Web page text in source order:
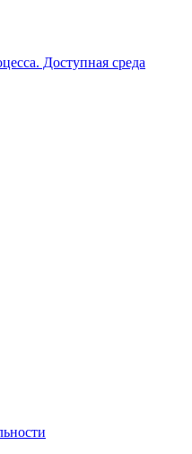
Доступная среда